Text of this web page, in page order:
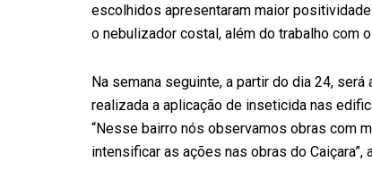
escolhidos apresentaram maior
o nebulizador costal, além do trabalho com
Na semana seguinte, a partir do dia 24,
realizada a aplicação de inseticida nas
“Nesse bairro nós observamos obras com
intensificar as ações nas obras do Caiçara”,